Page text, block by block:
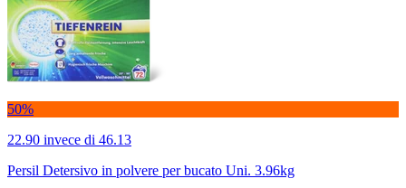
50%
22.90 invece di 46.13
Persil Detersivo in polvere per bucato Uni. 3.96kg